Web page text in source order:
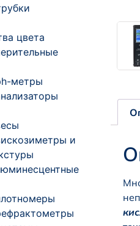
цвета
метры
и